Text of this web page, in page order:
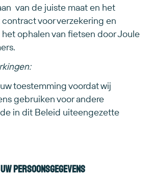
van de juiste maat en het
voor verzekering en
ophalen van fietsen door Joule
toestemming voordat wij
gebruiken voor andere
in dit Beleid uiteengezette
Persoonsgegevens